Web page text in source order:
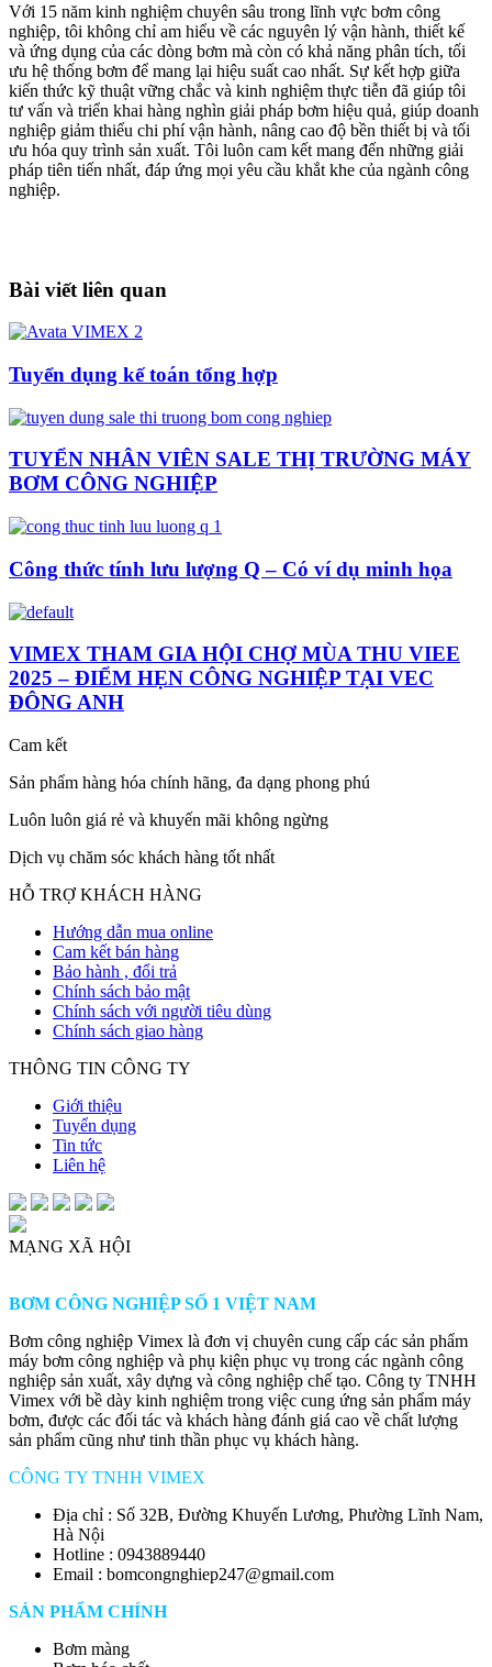
Với 15 năm kinh nghiệm chuyên sâu trong lĩnh vực bơm công
nghiệp, tôi không chỉ am hiểu về các nguyên lý vận hành, thiết kế
và ứng dụng của các dòng bơm mà còn có khả năng phân tích, tối
ưu hệ thống bơm để mang lại hiệu suất cao nhất. Sự kết hợp giữa
kiến thức kỹ thuật vững chắc và kinh nghiệm thực tiễn đã giúp tôi
tư vấn và triển khai hàng nghìn giải pháp bơm hiệu quả, giúp doanh
nghiệp giảm thiểu chi phí vận hành, nâng cao độ bền thiết bị và tối
ưu hóa quy trình sản xuất. Tôi luôn cam kết mang đến những giải
pháp tiên tiến nhất, đáp ứng mọi yêu cầu khắt khe của ngành công
nghiệp.
Bài viết liên quan
Tuyển dụng kế toán tổng hợp
TUYỂN NHÂN VIÊN SALE THỊ TRƯỜNG MÁY
BƠM CÔNG NGHIỆP
Công thức tính lưu lượng Q – Có ví dụ minh họa
VIMEX THAM GIA HỘI CHỢ MÙA THU VIEE
2025 – ĐIỂM HẸN CÔNG NGHIỆP TẠI VEC
ĐÔNG ANH
Cam kết
Sản phẩm hàng hóa chính hãng, đa dạng phong phú
Luôn luôn giá rẻ và khuyến mãi không ngừng
Dịch vụ chăm sóc khách hàng tốt nhất
HỖ TRỢ KHÁCH HÀNG
Hướng dẫn mua online
Cam kết bán hàng
Bảo hành , đổi trả
Chính sách bảo mật
Chính sách với người tiêu dùng
Chính sách giao hàng
THÔNG TIN CÔNG TY
Giới thiệu
Tuyển dụng
Tin tức
Liên hệ
MẠNG XÃ HỘI
BƠM CÔNG NGHIỆP SỐ 1 VIỆT NAM
Bơm công nghiệp Vimex là đơn vị chuyên cung cấp các sản phẩm
máy bơm công nghiệp và phụ kiện phục vụ trong các ngành công
nghiệp sản xuất, xây dựng và công nghiệp chế tạo. Công ty TNHH
Vimex với bề dày kinh nghiệm trong việc cung ứng sản phẩm máy
bơm, được các đối tác và khách hàng đánh giá cao về chất lượng
sản phẩm cũng như tinh thần phục vụ khách hàng.
CÔNG TY TNHH VIMEX
Địa chỉ : Số 32B, Đường Khuyến Lương, Phường Lĩnh Nam,
Hà Nội
Hotline : 0943889440
Email : bomcongnghiep247@gmail.com
SẢN PHẨM CHÍNH
Bơm màng